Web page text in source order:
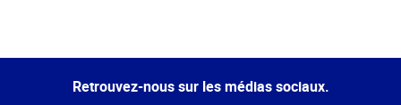
de la
Retrouvez-nous sur les médias sociaux.